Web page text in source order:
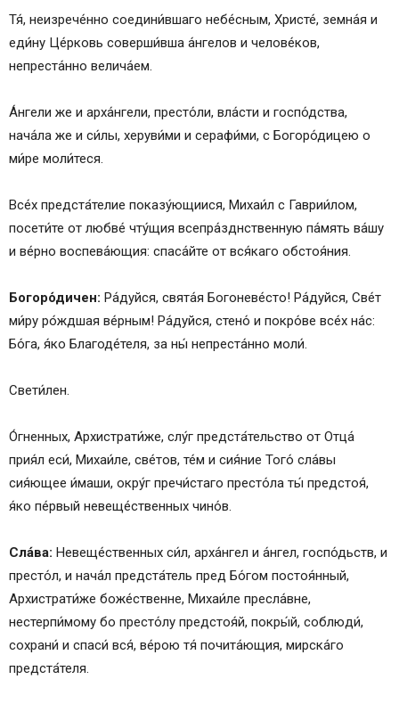
Тя́, неизрече́нно соедини́вшаго небе́сным, Христе́, земна́я и
еди́ну Це́рковь соверши́вша а́нгелов и челове́ков,
непреста́нно велича́ем.
А́нгели же и арха́нгели, престо́ли, вла́сти и госпо́дства,
нача́ла же и си́лы, херуви́ми и серафи́ми, с Богоро́дицею о
ми́ре моли́теся.
Все́х предста́телие показу́ющиися, Михаи́л с Гаврии́лом,
посети́те от любве́ чту́щия всепра́зднственную па́мять ва́шу
и ве́рно воспева́ющия: спаса́йте от вся́каго обстоя́ния.
Богоро́дичен: Ра́дуйся, свята́я Богоневе́сто! Ра́дуйся, Све́т
ми́ру ро́ждшая ве́рным! Ра́дуйся, стено́ и покро́ве все́х на́с:
Бо́га, я́ко Благоде́теля, за ны́ непреста́нно моли́.
Свети́лен.
О́гненных, Архистрати́же, слу́г предста́тельство от Отца́
прия́л еси́, Михаи́ле, све́тов, те́м и сия́ние Того́ сла́вы
сия́ющее и́маши, окру́г пречи́стаго престо́ла ты́ предстоя́,
я́ко пе́рвый невеще́ственных чино́в.
Сла́ва: Невеще́ственных си́л, арха́нгел и а́нгел, госпо́дьств, и
престо́л, и нача́л предста́тель пред Бо́гом постоя́нный,
Архистрати́же боже́ственне, Михаи́ле пресла́вне,
нестерпи́мому бо престо́лу предстоя́й, покры́й, соблюди́,
сохрани́ и спаси́ вся́, ве́рою тя́ почита́ющия, мирска́го
предста́теля.